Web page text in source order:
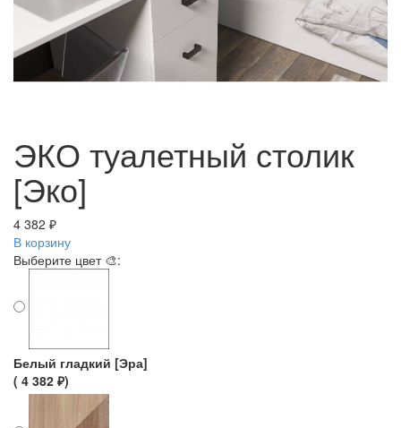
ЭКО туалетный столик
[Эко]
4 382 ₽
В корзину
Выберите цвет 🎨:
Белый гладкий [Эра]
( 4 382 ₽)